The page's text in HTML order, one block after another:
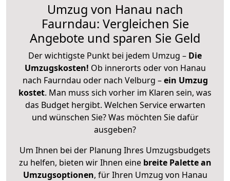
Umzug von Hanau nach
Faurndau: Vergleichen Sie
Angebote und sparen Sie Geld
Der wichtigste Punkt bei jedem Umzug – Die
Umzugskosten! Ob innerorts oder von Hanau
nach Faurndau oder nach Velburg –ein Umzug
kostet. Man muss sich vorher im Klaren sein, was
das Budget hergibt. Welchen Service erwarten
und wünschen Sie? Was möchten Sie dafür
ausgeben?
Um Ihnen bei der Planung Ihres Umzugsbudgets
zu helfen, bieten wir Ihnen eine breite Palette an
Umzugsoptionen, für Ihren Umzug von Hanau